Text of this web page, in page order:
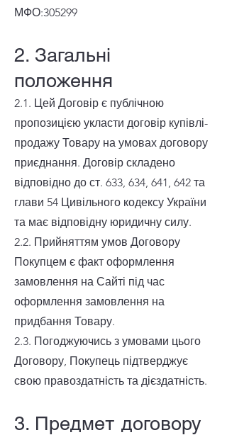
МФО:305299
2. Загальні
положення
2.1. Цей Договір є публічною
пропозицією укласти договір купівлі-
продажу Товару на умовах договору
приєднання. Договір складено
відповідно до ст. 633, 634, 641, 642 та
глави 54 Цивільного кодексу України
та має відповідну юридичну силу.
2.2. Прийняттям умов Договору
Покупцем є факт оформлення
замовлення на Сайті під час
оформлення замовлення на
придбання Товару.
2.3. Погоджуючись з умовами цього
Договору, Покупець підтверджує
свою правоздатність та дієздатність.
3. Предмет договору